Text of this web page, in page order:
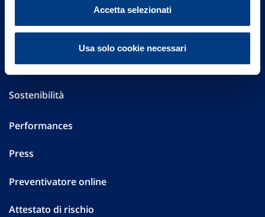
Accetta selezionati
Usa solo cookie necessari
Altre informazioni
Sostenibilità
Performances
Press
Preventivatore online
Attestato di rischio